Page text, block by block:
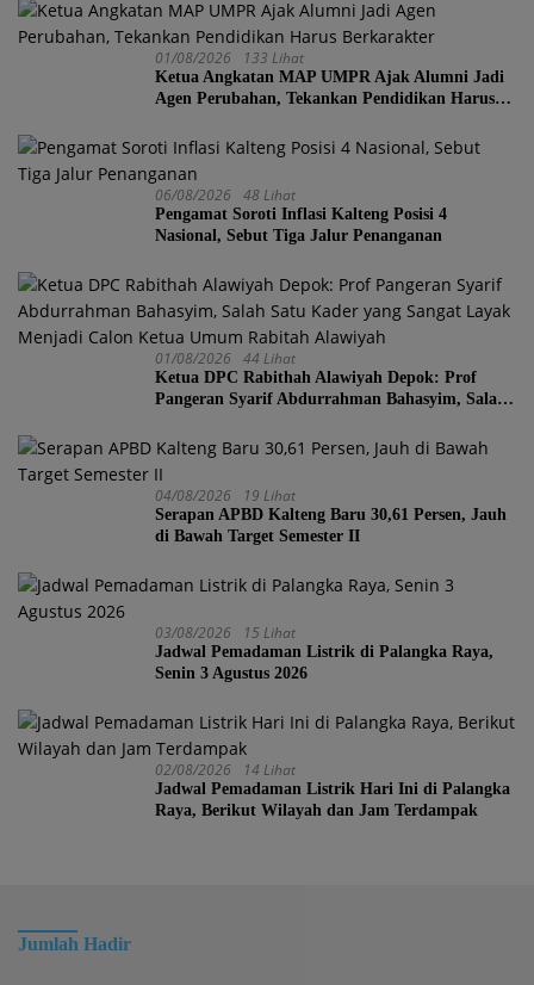
01/08/2026 133 Lihat
Ketua Angkatan MAP UMPR Ajak Alumni Jadi
Agen Perubahan, Tekankan Pendidikan Harus
06/08/2026 48 Lihat
Pengamat Soroti Inflasi Kalteng Posisi 4
Nasional, Sebut Tiga Jalur Penanganan
01/08/2026 44 Lihat
Ketua DPC Rabithah Alawiyah Depok: Prof
Pangeran Syarif Abdurrahman Bahasyim, Salah
Ketua Umum Rabitah Alawiyah
04/08/2026 19 Lihat
Serapan APBD Kalteng Baru 30,61 Persen, Jauh
di Bawah Target Semester II
03/08/2026 15 Lihat
Jadwal Pemadaman Listrik di Palangka Raya,
Senin 3 Agustus 2026
02/08/2026 14 Lihat
Jadwal Pemadaman Listrik Hari Ini di Palangka
Raya, Berikut Wilayah dan Jam Terdampak
Jumlah Hadir